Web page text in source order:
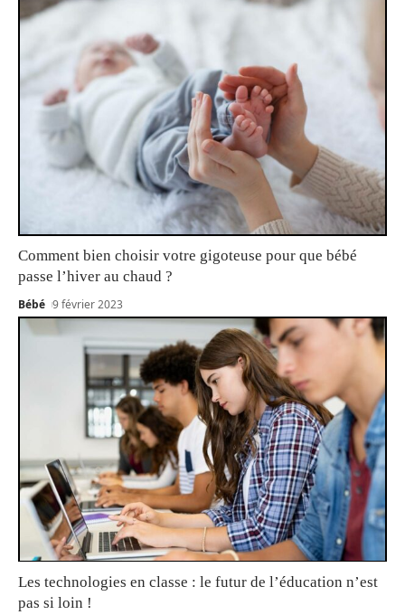
Comment bien choisir votre gigoteuse pour que bébé
passe l’hiver au chaud ?
Bébé 9 février 2023
Les technologies en classe : le futur de l’éducation n’est
pas si loin !